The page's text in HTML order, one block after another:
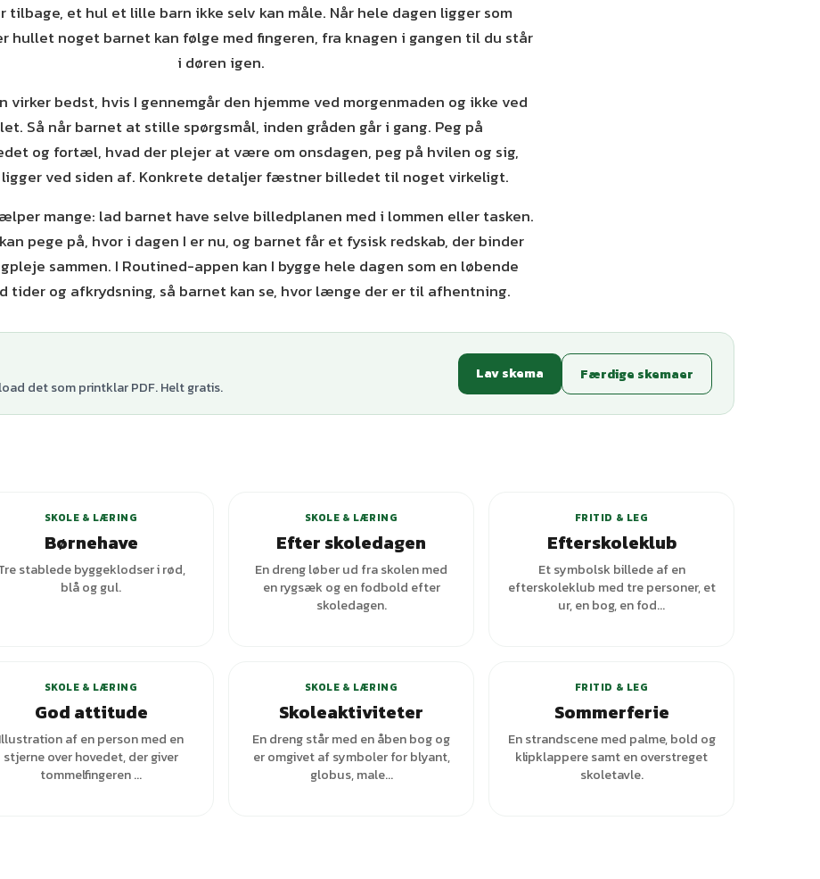
tilbage, et hul et lille barn ikke selv kan måle. Når hele dagen ligger som
hullet noget barnet kan følge med fingeren, fra knagen i gangen til du står
i døren igen.
bedst, hvis I gennemgår den hjemme ved morgenmaden og ikke ved
Så når barnet at stille spørgsmål, inden gråden går i gang. Peg på
og fortæl, hvad der plejer at være om onsdagen, peg på hvilen og sig,
ligger ved siden af. Konkrete detaljer fæstner billedet til noget virkeligt.
mange: lad barnet have selve billedplanen med i lommen eller tasken.
pege på, hvor i dagen I er nu, og barnet får et fysisk redskab, der binder
sammen. I Routined-appen kan I bygge hele dagen som en løbende
tider og afkrydsning, så barnet kan se, hvor længe der er til afhentning.
det som printklar PDF. Helt gratis.
Lav skema Færdige skemaer
SKOLE & LÆRING
Børnehave
stablede byggeklodser i rød,
blå og gul.
SKOLE & LÆRING
Efter skoledagen
En dreng løber ud fra skolen med
en rygsæk og en fodbold efter
skoledagen.
FRITID & LEG
Efterskoleklub
Et symbolsk billede af en
efterskoleklub med tre personer, et
ur, en bog, en fod...
SKOLE & LÆRING
God attitude
Illustration af en person med en
stjerne over hovedet, der giver
tommelfingeren ...
SKOLE & LÆRING
Skoleaktiviteter
En dreng står med en åben bog og
er omgivet af symboler for blyant,
globus, male...
FRITID & LEG
Sommerferie
En strandscene med palme, bold og
klipklappere samt en overstreget
skoletavle.